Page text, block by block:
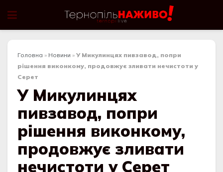
Головна » Новини » У Микулинцях пивзавод, попри
рішення виконкому, продовжує зливати нечистоти у
Серет
У Микулинцях
пивзавод, попри
рішення виконкому,
продовжує зливати
нечистоти у Серет